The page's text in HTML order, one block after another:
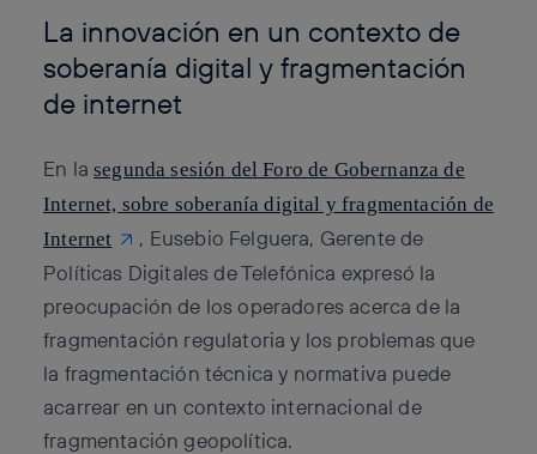
La innovación en un contexto de
soberanía digital y fragmentación
de internet
En lasegunda sesión del Foro de Gobernanza de
Internet, sobre soberanía digital y fragmentación de
Internet
, Eusebio Felguera, Gerente de
Políticas Digitales de Telefónica expresó la
preocupación de los operadores acerca de la
fragmentación regulatoria y los problemas que
la fragmentación técnica y normativa puede
acarrear en un contexto internacional de
fragmentación geopolítica.